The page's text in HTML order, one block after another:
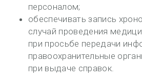
персоналом;
обеспечивать запись
случай проведения
при просьбе передачи
правоохранительные
при выдаче справок.